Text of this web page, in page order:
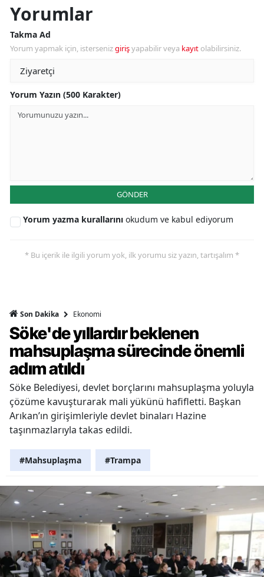
Yorumlar
Takma Ad
Yorum yapmak için, istersenizgirişyapabilir veya kayıt olabilirsiniz.
Yorum Yazın (500 Karakter)
GÖNDER
Yorum yazma kurallarını okudum ve kabul ediyorum
* Bu içerik ile ilgili yorum yok, ilk yorumu siz yazın, tartışalım *
Son Dakika Ekonomi
Söke'de yıllardır beklenen
mahsuplaşma sürecinde önemli
adım atıldı
Söke Belediyesi, devlet borçlarını mahsuplaşma yoluyla
çözüme kavuşturarak mali yükünü hafifletti. Başkan
Arıkan’ın girişimleriyle devlet binaları Hazine
taşınmazlarıyla takas edildi.
#Mahsuplaşma #Trampa